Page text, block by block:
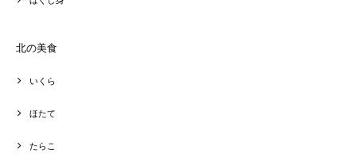
北の美食
いくら
ほたて
たらこ